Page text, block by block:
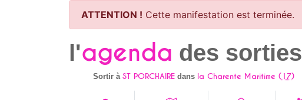
ATTENTION ! Cette manifestation est terminée.
l'agenda des sorties
Sortir àST PORCHAIRE dans la Charente Maritime (17)